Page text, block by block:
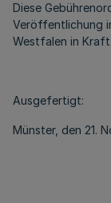
Diese
Veröffentlichung
Westfalen in Kraft.
Ausgefertigt:
Münster, den 21.